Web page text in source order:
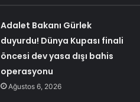
Adalet Bakanı Gürlek
duyurdu! Dünya Kupası finali
öncesi dev yasa dışı bahis
operasyonu
Ağustos 6, 2026